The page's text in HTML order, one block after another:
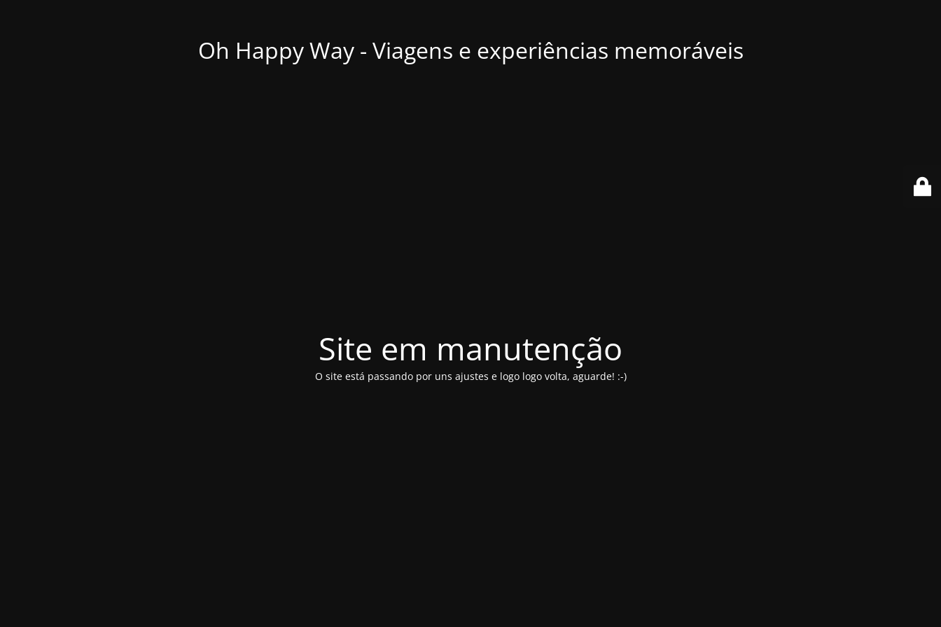
Oh Happy Way - Viagens e experiências memoráveis
Site em manutenção
O site está passando por uns ajustes e logo logo volta, aguarde! :-)